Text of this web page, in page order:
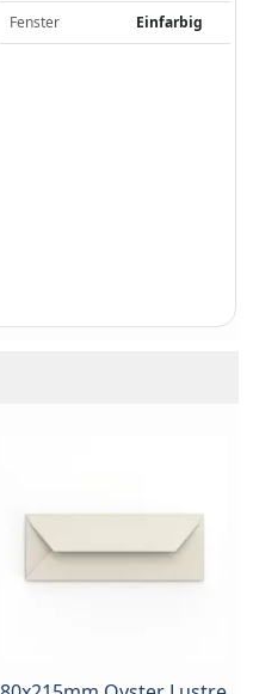
Fenster Einfarbig